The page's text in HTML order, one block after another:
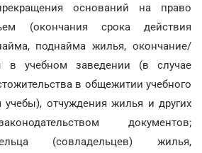
оснований на право
(окончания срока действия
поднайма жилья, окончание/
в учебном заведении (в случае
в общежитии учебного
отчуждения жилья и других
документов;
(совладельцев) жилья,